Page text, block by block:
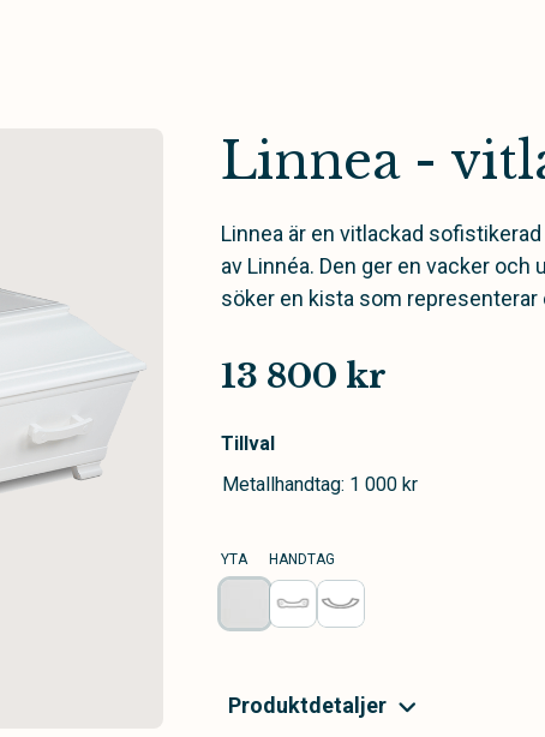
Linnea -
Linnea är en vitlackad
av Linnéa. Den ger en vacker
söker en kista som representerar
13 800 kr
Tillval
Metallhandtag: 1 000 kr
YTA HANDTAG
Produktdetaljer